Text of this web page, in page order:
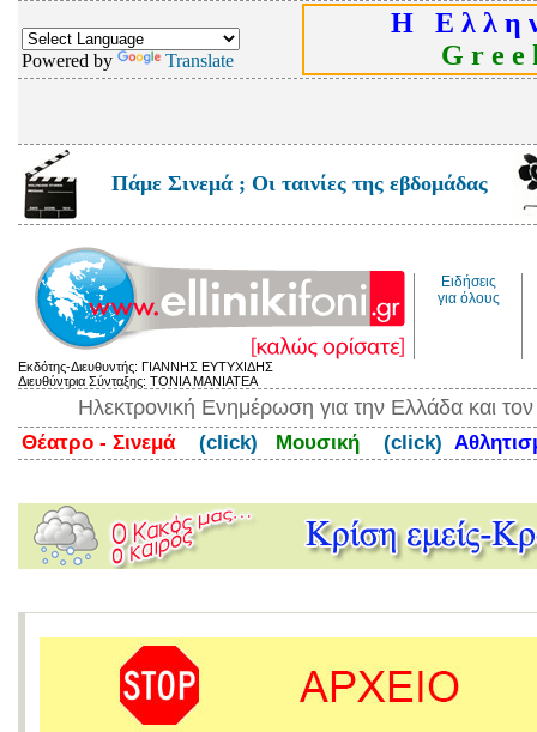
Powered by Translate
Η Ε λ λ η
G r e e
Πάμε Σινεμά ; Οι ταινίες της εβδομάδας
Ειδήσεις
για όλους
Εκδότης-Διευθυντής: ΓΙΑΝΝΗΣ ΕΥΤΥΧΙΔΗΣ
Διευθύντρια Σύνταξης: ΤΟΝΙΑ ΜΑΝΙΑΤΕΑ
Ηλεκτρονική Ενημέρωση για την Ελλάδα και
Θέατρο - Σινεμά (click) Μουσική (click)